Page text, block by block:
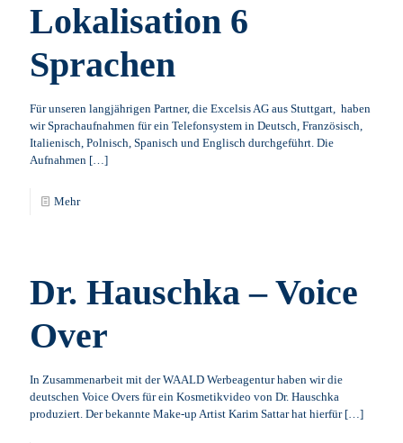
Lokalisation 6
Sprachen
Für unseren langjährigen Partner, die Excelsis AG aus Stuttgart, haben
wir Sprachaufnahmen für ein Telefonsystem in Deutsch, Französisch,
Italienisch, Polnisch, Spanisch und Englisch durchgeführt. Die
Aufnahmen […]
Mehr
Dr. Hauschka – Voice
Over
In Zusammenarbeit mit der WAALD Werbeagentur haben wir die
deutschen Voice Overs für ein Kosmetikvideo von Dr. Hauschka
produziert. Der bekannte Make-up Artist Karim Sattar hat hierfür[…]